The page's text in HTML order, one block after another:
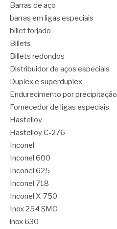
Barras de aço
barras em ligas especiais
billet forjado
Billets
Billets redondos
Distribuidor de aços especiais
Duplex e superduplex
Endurecimento por precipitação
Fornecedor de ligas especiais
Hastelloy
Hastelloy C-276
Inconel
Inconel 600
Inconel 625
Inconel 718
Inconel X-750
Inox 254 SMO
inox 630